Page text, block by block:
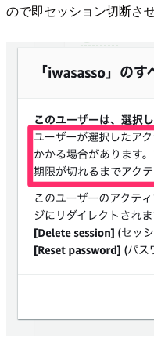
ので即セッション切断さ